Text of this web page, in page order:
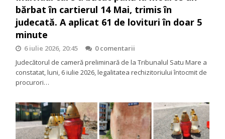
bărbat în cartierul 14 Mai, trimis în
judecată. A aplicat 61 de lovituri în doar 5
minute
6 iulie 2026, 20:45
0 comentarii
Judecătorul de cameră preliminară de la Tribunalul Satu Mare a
constatat, luni, 6 iulie 2026, legalitatea rechizitoriului întocmit de
procurori…